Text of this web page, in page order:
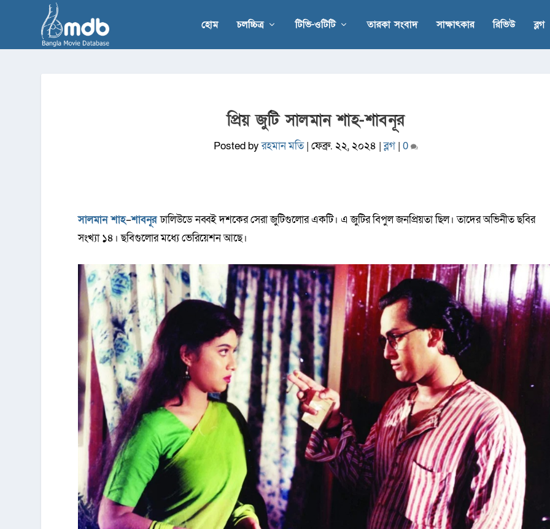
হোম চলচ্চিত্র টিভি-ওটিটি তারকা সংবাদ সাক্ষাৎকার রিভিউ ব্লগ
প্রিয় জুটি সালমান শাহ-শাবনূর
Posted byরহমান মতি|ফেব্রু. ২২, ২০২৪ |ব্লগ |0
সালমান শাহ–শাবনূরঢালিউডে নব্বই দশকের সেরা জুটিগুলোর একটি। এ জুটির বিপুল জনপ্রিয়তা ছিল। তাদের অভিনীত ছবির
সংখ্যা ১৪। ছবিগুলোর মধ্যে ভেরিয়েশন আছে।